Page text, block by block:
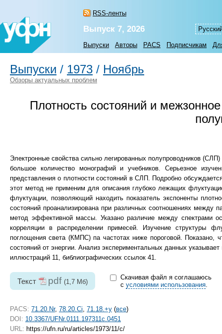
RSS-ленты
Выпуск 7, 2026
Выпуски Авторы PACS Подписчикам
Выпуски / 1973 / Ноябрь
Обзоры актуальных проблем
Плотность состояний и
Электронные свойства сильно легированных полупроводников
большое количество монографий и учебников. Серьезное
представления о плотности состояний в СЛП. Подробно
этот метод не применим для описания глубоко лежащих
флуктуации, позволяющий находить показатель экспоненты
состояний проанализирована при различных соотношениях между
метод эффективной массы. Указано различие между спектрами
корреляции в распределении примесей. Изучение структуры
поглощения света (КМПС) па частотах ниже пороговой. Показано,
состояний от энергии. Анализ экспериментальных данных
иллюстраций 11, библиографических ссылок 41.
Текст pdf (1,7 Мб)
Скачивая файл я соглашаюсь
с условиями использования.
PACS: 71.20.Nr, 78.20.Ci 71.18.+y (все)
DOI: 10.3367/UFNr.0111.197311c.0451
URL: https://ufn.ru/ru/articles/1973/11/c/